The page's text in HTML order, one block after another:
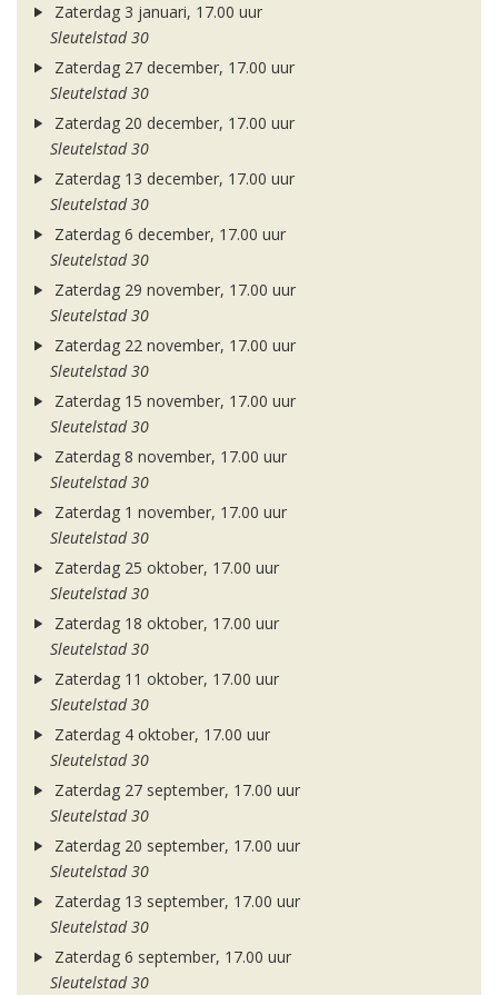
Zaterdag 3 januari, 17.00 uur
Sleutelstad 30
Zaterdag 27 december, 17.00 uur
Sleutelstad 30
Zaterdag 20 december, 17.00 uur
Sleutelstad 30
Zaterdag 13 december, 17.00 uur
Sleutelstad 30
Zaterdag 6 december, 17.00 uur
Sleutelstad 30
Zaterdag 29 november, 17.00 uur
Sleutelstad 30
Zaterdag 22 november, 17.00 uur
Sleutelstad 30
Zaterdag 15 november, 17.00 uur
Sleutelstad 30
Zaterdag 8 november, 17.00 uur
Sleutelstad 30
Zaterdag 1 november, 17.00 uur
Sleutelstad 30
Zaterdag 25 oktober, 17.00 uur
Sleutelstad 30
Zaterdag 18 oktober, 17.00 uur
Sleutelstad 30
Zaterdag 11 oktober, 17.00 uur
Sleutelstad 30
Zaterdag 4 oktober, 17.00 uur
Sleutelstad 30
Zaterdag 27 september, 17.00 uur
Sleutelstad 30
Zaterdag 20 september, 17.00 uur
Sleutelstad 30
Zaterdag 13 september, 17.00 uur
Sleutelstad 30
Zaterdag 6 september, 17.00 uur
Sleutelstad 30